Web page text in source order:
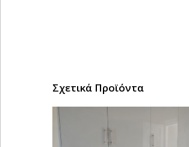
Σχετικά Προϊόντα